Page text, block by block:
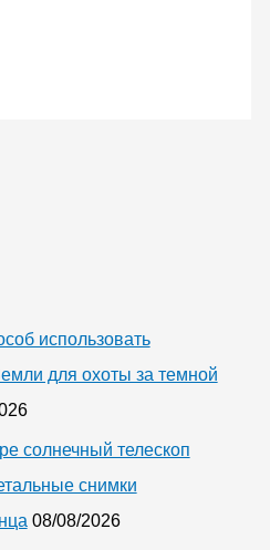
использовать
для охоты за темной
солнечный телескоп
снимки
08/08/2026